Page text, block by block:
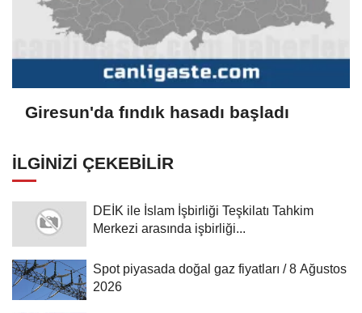
Giresun'da fındık hasadı başladı
İLGINIZI ÇEKEBILIR
DEİK ile İslam İşbirliği Teşkilatı Tahkim
Merkezi arasında işbirliği...
Spot piyasada doğal gaz fiyatları / 8 Ağustos
2026